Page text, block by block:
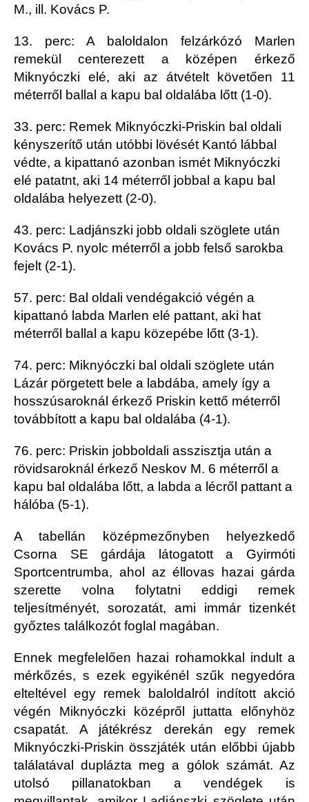
M., ill. Kovács P.
13. perc: A baloldalon felzárkózó Marlen
remekül centerezett a középen érkező
Miknyóczki elé, aki az átvételt követően 11
méterről ballal a kapu bal oldalába lőtt (1-0).
33. perc: Remek Miknyóczki-Priskin bal oldali
kényszerítő után utóbbi lövését Kantó lábbal
védte, a kipattanó azonban ismét Miknyóczki
elé patatnt, aki 14 méterről jobbal a kapu bal
oldalába helyezett (2-0).
43. perc: Ladjánszki jobb oldali szöglete után
Kovács P. nyolc méterről a jobb felső sarokba
fejelt (2-1).
57. perc: Bal oldali vendégakció végén a
kipattanó labda Marlen elé pattant, aki hat
méterről ballal a kapu közepébe lőtt (3-1).
74. perc: Miknyóczki bal oldali szöglete után
Lázár pörgetett bele a labdába, amely így a
hosszúsaroknál érkező Priskin kettő méterről
továbbított a kapu bal oldalába (4-1).
76. perc: Priskin jobboldali asszisztja után a
rövidsaroknál érkező Neskov M. 6 méterről a
kapu bal oldalába lőtt, a labda a lécről pattant a
hálóba (5-1).
A tabellán középmezőnyben helyezkedő
Csorna SE gárdája látogatott a Gyirmóti
Sportcentrumba, ahol az éllovas hazai gárda
szerette volna folytatni eddigi remek
teljesítményét, sorozatát, ami immár tizenkét
győztes találkozót foglal magában.
Ennek megfelelően hazai rohamokkal indult a
mérkőzés, s ezek egyikénél szűk negyedóra
elteltével egy remek baloldalról indított akció
végén Miknyóczki középről juttatta előnyhöz
csapatát. A játékrész derekán egy remek
Miknyóczki-Priskin összjáték után előbbi újabb
találatával duplázta meg a gólok számát. Az
utolsó pillanatokban a vendégek is